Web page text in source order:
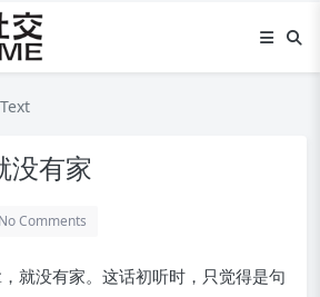
Text
没有家
No Comments
就没有家。这话初听时，只觉得是句